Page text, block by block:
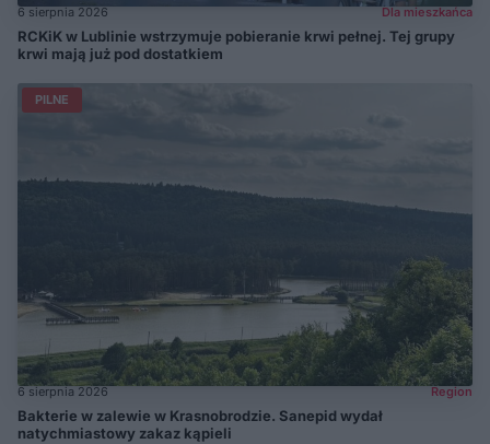
6 sierpnia 2026 Dla mieszkańca
RCKiK w Lublinie wstrzymuje pobieranie krwi pełnej. Tej grupy
krwi mają już pod dostatkiem
PILNE
6 sierpnia 2026 Region
Bakterie w zalewie w Krasnobrodzie. Sanepid wydał
natychmiastowy zakaz kąpieli